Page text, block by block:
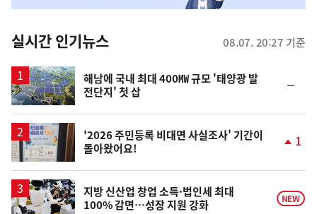
뉴
스
실시간 인기뉴스 08.07. 20:27 기준
해남에 국내 최대 400㎿ 규모 '태양광 발
전단지' 첫 삽
일
'2026 주민등록 비대면 사실조사' 기간이
돌아왔어요!
상
승
1
지방 신산업 창업 소득·법인세 최대
100% 감면…성장 지원 강화
NEW